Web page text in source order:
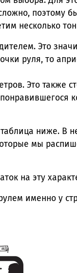
поэтому
несколько
Это
руля, то
Это также
ниже. В
мы
на эту
именно у